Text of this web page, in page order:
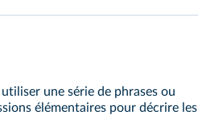
une série de phrases ou
élémentaires pour décrire les